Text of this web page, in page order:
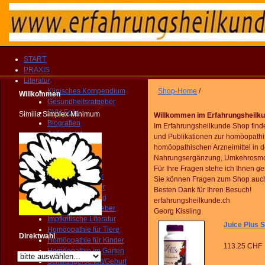
START
PRAXIS
Literatur
Klinisches Kompendium
Gesundheitsratgeber
SVH Folio
Biografien
Antiquariat
Fachliteratur
Reportagen
Publikationen
Arzneimittelbilder
Patientenratgeber
Selbstbehandlung
Gesundheitsratgeber
Impfkritische Literatur
Homöopathie für Tiere
Homöopathie für Kinder
Homöopathie im Garten
Schwangerschaft/Geburt
Willkommen
Similia Simplex Minimum
Direktwahl
Shop-Home /
Willkommen im
Im Erfahrungsheilkunde Shop
und Publikationen zur
homöopathischen Arzneimittel in
Nahrungsergänzung,
Für Ihre Fragen stehe ich Ihnen
Sie können Fragen zum Shop
Besten Dank für Ihren Besuch!
erfahrungsheilkunde.ch
Georg Kissling
Juice Plus
113.25 CHF